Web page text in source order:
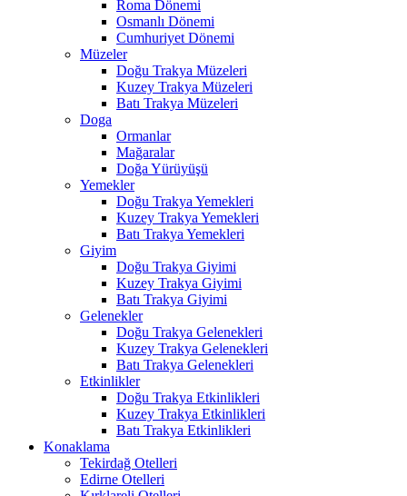
Roma Dönemi
Osmanlı Dönemi
Cumhuriyet Dönemi
Müzeler
Doğu Trakya Müzeleri
Kuzey Trakya Müzeleri
Batı Trakya Müzeleri
Doga
Ormanlar
Mağaralar
Doğa Yürüyüşü
Yemekler
Doğu Trakya Yemekleri
Kuzey Trakya Yemekleri
Batı Trakya Yemekleri
Giyim
Doğu Trakya Giyimi
Kuzey Trakya Giyimi
Batı Trakya Giyimi
Gelenekler
Doğu Trakya Gelenekleri
Kuzey Trakya Gelenekleri
Batı Trakya Gelenekleri
Etkinlikler
Doğu Trakya Etkinlikleri
Kuzey Trakya Etkinlikleri
Batı Trakya Etkinlikleri
Konaklama
Tekirdağ Otelleri
Edirne Otelleri